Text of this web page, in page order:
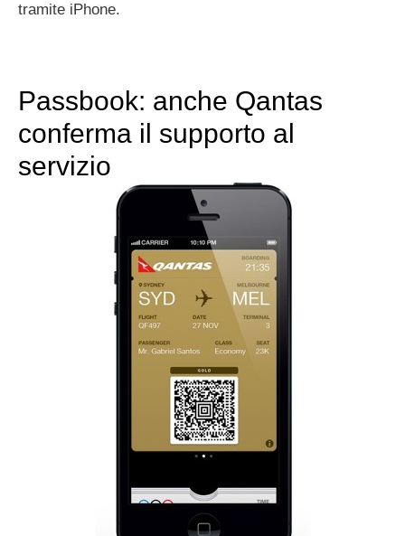
tramite iPhone.
Passbook: anche Qantas
conferma il supporto al
servizio